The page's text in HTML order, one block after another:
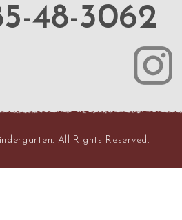
48-3062
All Rights Reserved.